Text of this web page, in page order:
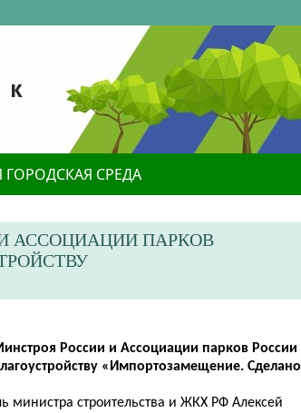
СРЕДА
АССОЦИАЦИИ ПАРКОВ
России и Ассоциации парков России
«Импортозамещение. Сделано
министра строительства и ЖКХ РФ Алексей